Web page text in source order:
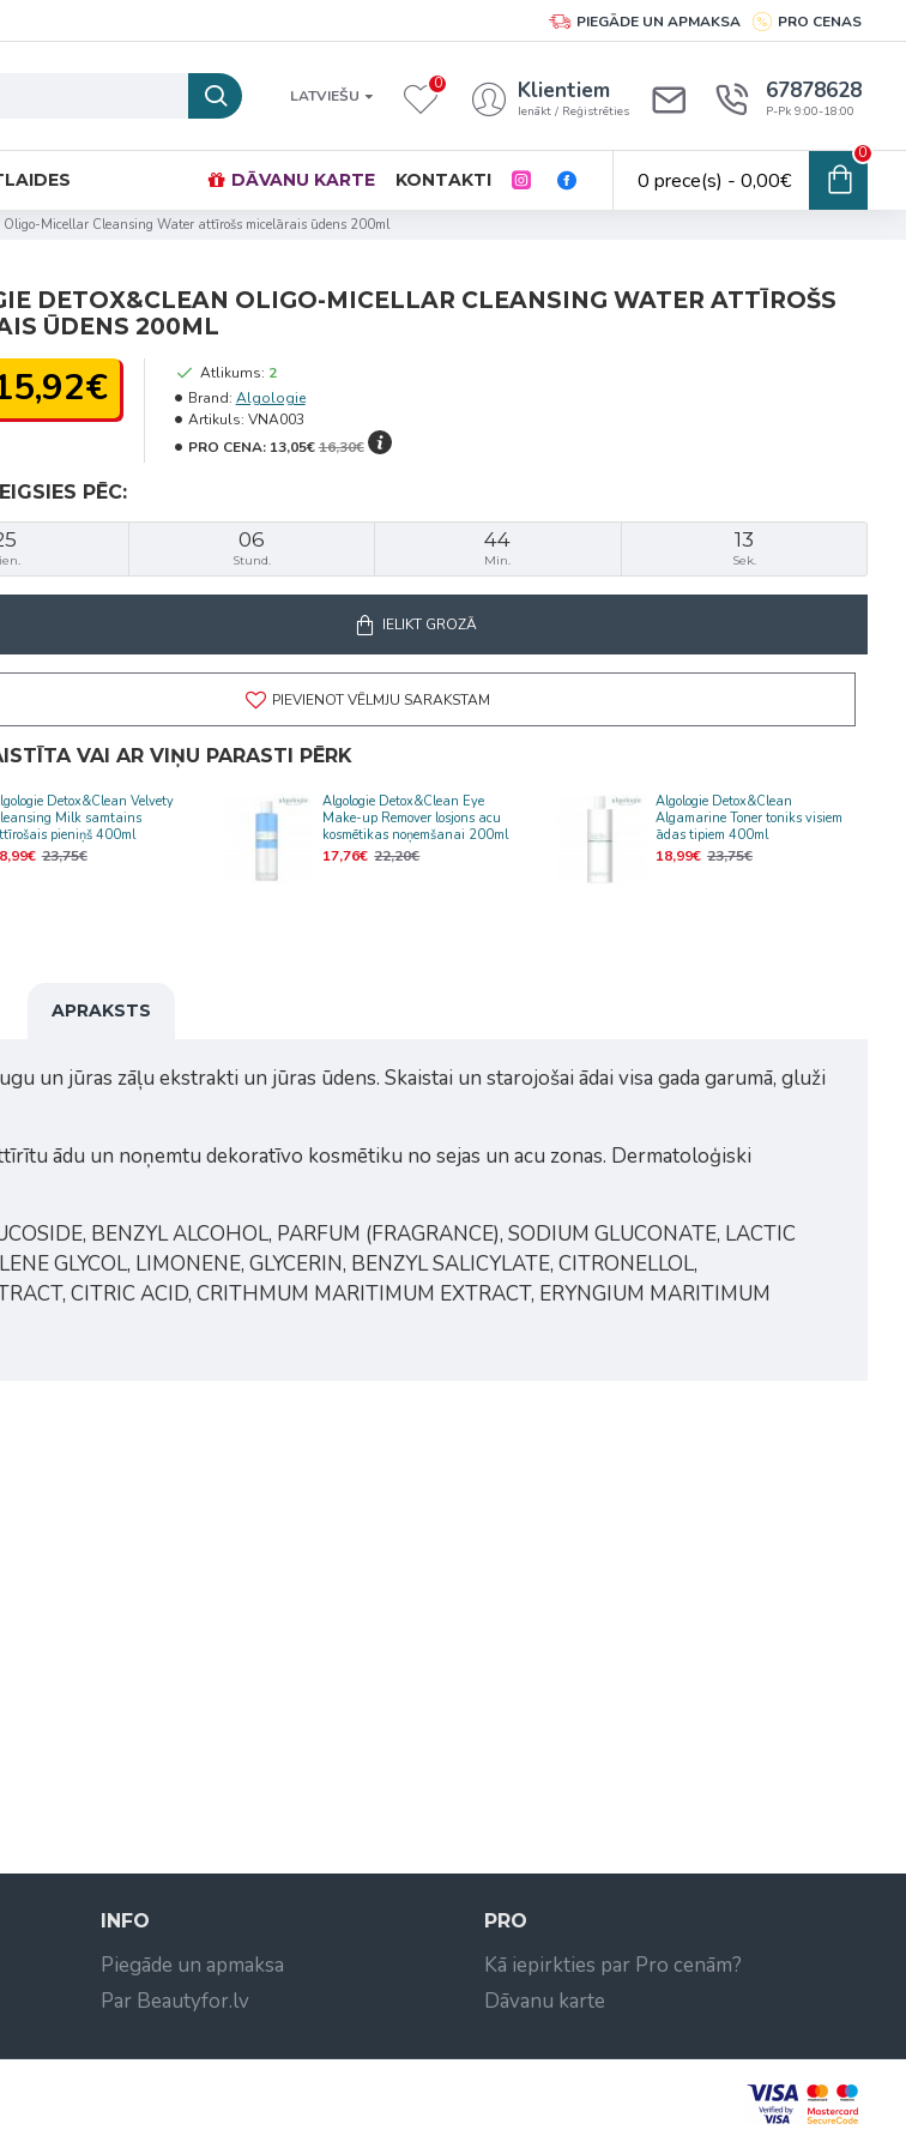
PIEGĀDE UN APMAKSA PRO CENAS
LATVIEŠU
0 Klientiem
Ienākt / Reģistrēties
67878628
P-Pk 9:00-18:00
DĀVANU KARTE KONTAKTI 0 prece(s) - 0,00€
0
Oligo-Micellar Cleansing Water attīrošs micelārais ūdens 200ml
DETOX&CLEAN OLIGO-MICELLAR CLEANSING WATER ATTĪROŠS
ŪDENS 200ML
PĒC:
06
Stund.
44
Min.
13
Sek.
Atlikums: 2
Brand: Algologie
Artikuls: VNA003
PRO CENA: 13,05€16,30€
IELIKT GROZĀ
PIEVIENOT VĒLMJU SARAKSTAM
VAI AR VIŅU PARASTI PĒRK
Detox&Clean Velvety
Milk samtains
pieniņš 400ml
23,75€
Algologie Detox&Clean Eye
Make-up Remover losjons acu
kosmētikas noņemšanai 200ml
17,76€ 22,20€
Algologie Detox&Clean
Algamarine Toner toniks visiem
ādas tipiem 400ml
18,99€ 23,75€
APRAKSTS
un jūras zāļu ekstrakti un jūras ūdens. Skaistai un starojošai ādai visa gada garumā, gluži
ādu un noņemtu dekoratīvo kosmētiku no sejas un acu zonas. Dermatoloģiski
BENZYL ALCOHOL, PARFUM (FRAGRANCE), SODIUM GLUCONATE, LACTIC
GLYCOL, LIMONENE, GLYCERIN, BENZYL SALICYLATE, CITRONELLOL,
CITRIC ACID, CRITHMUM MARITIMUM EXTRACT, ERYNGIUM MARITIMUM
INFO
Piegāde un apmaksa
Par Beautyfor.lv
PRO
Kā iepirkties par Pro cenām?
Dāvanu karte